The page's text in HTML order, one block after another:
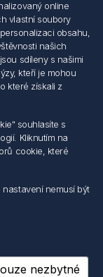
osob
online
vlastní soubory
obsahu,
našich
sdíleny s našimi
kteří je mohou
které získali z
souhlasíte s
Kliknutím na
cookie, které
nastavení nemusí být
nezbytné